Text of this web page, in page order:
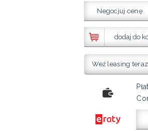
Negocjuj cenę
dodaj do
Weź leasing teraz